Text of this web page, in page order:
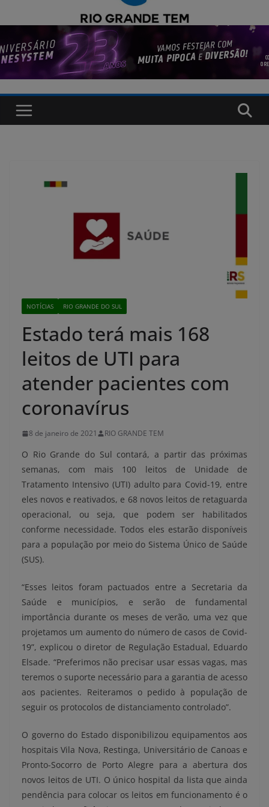
NOTÍCIAS RIO GRANDE DO SUL
Estado terá mais 168
leitos de UTI para
atender pacientes com
coronavírus
8 de janeiro de 2021 RIO GRANDE TEM
O Rio Grande do Sul contará, a partir das próximas
semanas, com mais 100 leitos de Unidade de
Tratamento Intensivo (UTI) adulto para Covid-19, entre
eles novos e reativados, e 68 novos leitos de retaguarda
operacional, ou seja, que podem ser habilitados
conforme necessidade. Todos eles estarão disponíveis
para a população por meio do Sistema Único de Saúde
(SUS).
“Esses leitos foram pactuados entre a Secretaria da
Saúde e municípios, e serão de fundamental
importância durante os meses de verão, uma vez que
projetamos um aumento do número de casos de Covid-
19”, explicou o diretor de Regulação Estadual, Eduardo
Elsade. “Preferimos não precisar usar essas vagas, mas
teremos o suporte necessário para a garantia de acesso
aos pacientes. Reiteramos o pedido à população de
seguir os protocolos de distanciamento controlado”.
O governo do Estado disponibilizou equipamentos aos
hospitais Vila Nova, Restinga, Universitário de Canoas e
Pronto-Socorro de Porto Alegre para a abertura dos
novos leitos de UTI. O único hospital da lista que ainda
pendência para colocar os leitos em funcionamento é o